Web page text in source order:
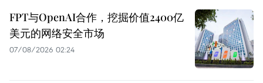
FPT与OpenAI合作，挖掘价值2400亿
美元的网络安全市场
07/08/2026 02:24